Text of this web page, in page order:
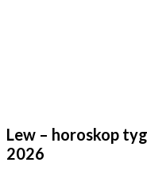
Lew – horoskop
2026